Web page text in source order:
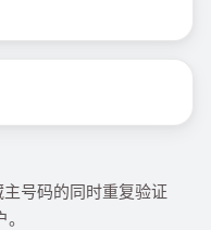
号码的同时重复验证